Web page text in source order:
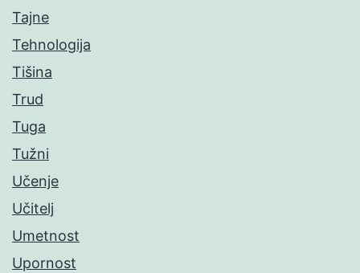
Tajne
Tehnologija
Tišina
Trud
Tuga
Tužni
Učenje
Učitelj
Umetnost
Upornost